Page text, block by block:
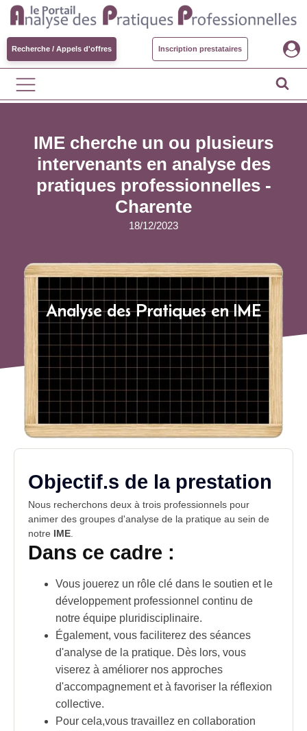
Recherche / Appels d'offres Inscription prestataires
IME cherche un ou plusieurs
intervenants en analyse des
pratiques professionnelles -
Charente
18/12/2023
Analyse des Pratiques en IME
Objectif.s de la prestation
Nous recherchons deux à trois professionnels pour
animer des groupes d'analyse de la pratique au sein de
notre IME
Dans ce cadre :
Vous jouerez un rôle clé dans le soutien et le
développement professionnel continu de
notre équipe pluridisciplinaire.
Également, vous faciliterez des séances
d'analyse de la pratique. Dès lors, vous
viserez à améliorer nos approches
d'accompagnement et à favoriser la réflexion
collective.
Pour cela,vous travaillez en collaboration